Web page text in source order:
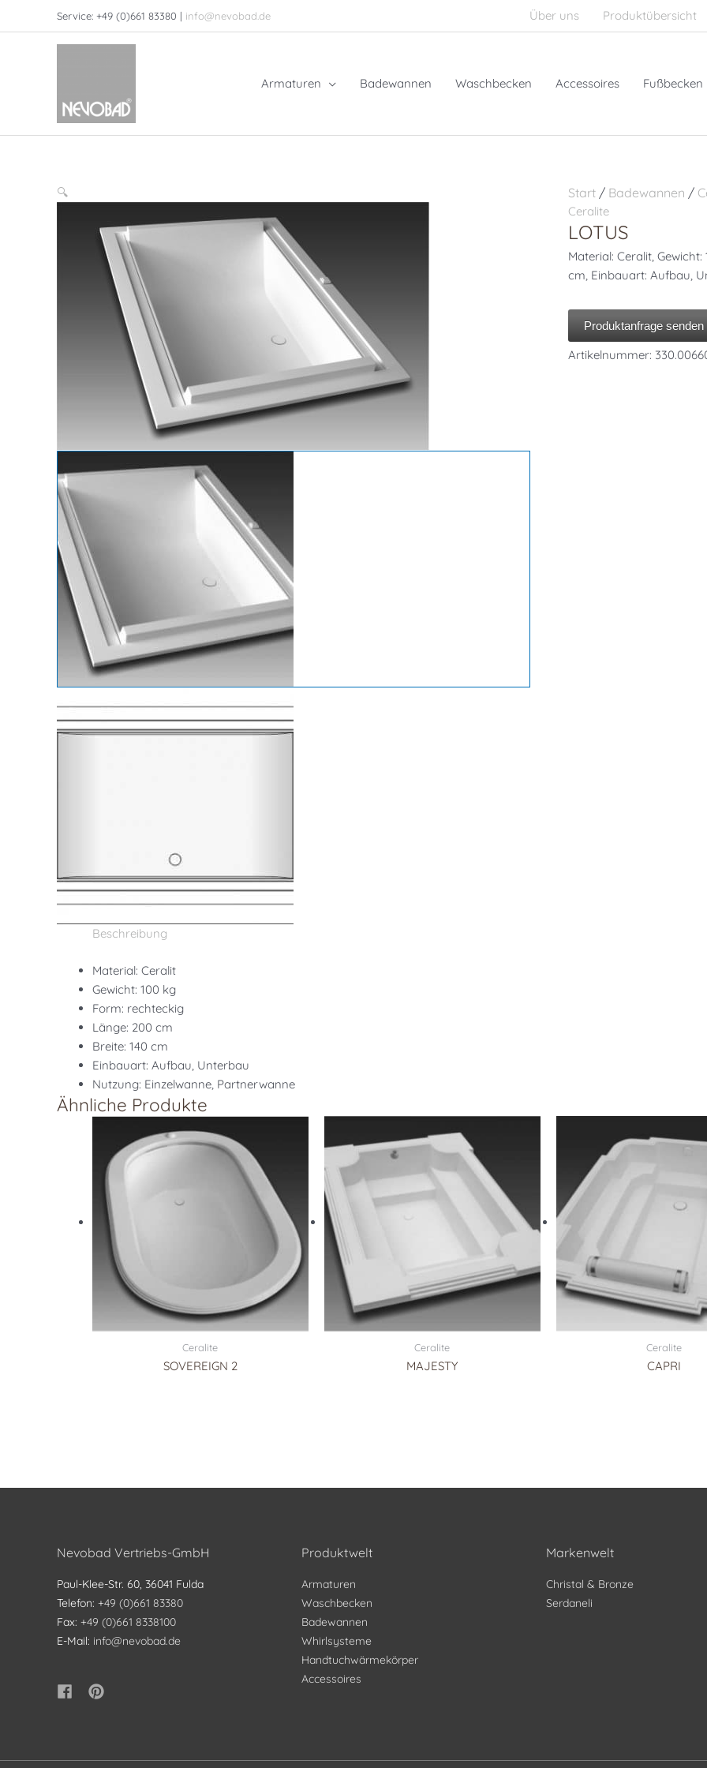
Service: +49 (0)661 83380 | info@nevobad.de Über uns Produktübersicht
Armaturen Badewannen Waschbecken Accessoires Fußbecken
🔍 Start / Badewannen /
Ceralite
LOTUS
Material: Ceralit,
cm, Einbauart: Aufbau,
Produktanfrage senden
Artikelnummer:
Beschreibung
Material: Ceralit
Gewicht: 100 kg
Form: rechteckig
Länge: 200 cm
Breite: 140 cm
Einbauart: Aufbau, Unterbau
Nutzung: Einzelwanne, Partnerwanne
Ähnliche Produkte
Ceralite
SOVEREIGN 2
Ceralite
MAJESTY
Ceralite
CAPRI
Nevobad Vertriebs-GmbH
Paul-Klee-Str. 60, 36041 Fulda
Telefon: +49 (0)661 83380
Fax: +49 (0)661 8338100
E-Mail: info@nevobad.de
Produktwelt
Armaturen
Waschbecken
Badewannen
Whirlsysteme
Handtuchwärmekörper
Accessoires
Markenwelt
Christal & Bronze
Serdaneli